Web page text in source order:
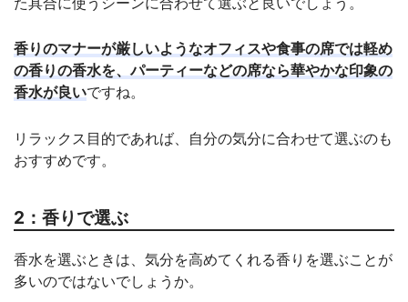
香りのマナーが厳しいようなオフィスや食事の席では軽め
の香りの香水を、パーティーなどの席なら華やかな印象の
香水が良いですね。
リラックス目的であれば、自分の気分に合わせて選ぶのも
おすすめです。
2：香りで選ぶ
香水を選ぶときは、気分を高めてくれる香りを選ぶことが
多いのではないでしょうか。